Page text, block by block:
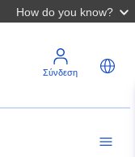
How do you know?
Σύνδεση